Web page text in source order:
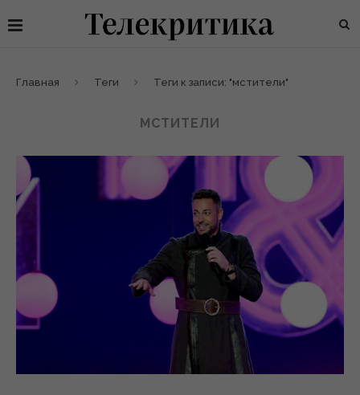
Главная Теги Теги к записи: "мстители"
МСТИТЕЛИ